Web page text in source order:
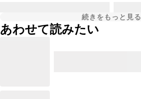
続きをもっと見る
あわせて読みたい